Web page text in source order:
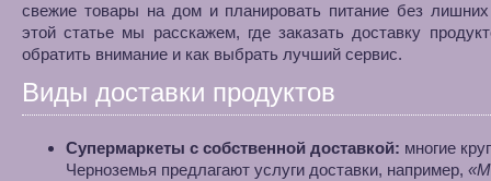
свежие товары на дом и планировать питание без
этой статье мы расскажем, где заказать доставку
обратить внимание и как выбрать лучший сервис.
Виды доставки продуктов
Супермаркеты с собственной доставкой: многие
Черноземья предлагают услуги доставки, например,